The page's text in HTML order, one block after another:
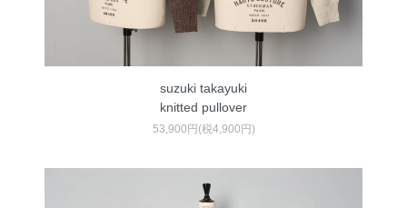
suzuki takayuki
knitted pullover
53,900円(税4,900円)